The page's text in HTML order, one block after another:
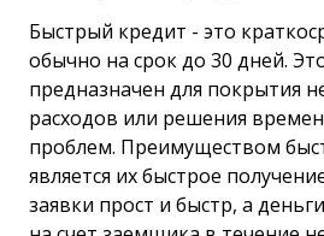
Быстрый кредит - это
обычно на срок до 30 дней.
предназначен для покрытия
расходов или решения
проблем. Преимуществом
является их быстрое
заявки прост и быстр, а